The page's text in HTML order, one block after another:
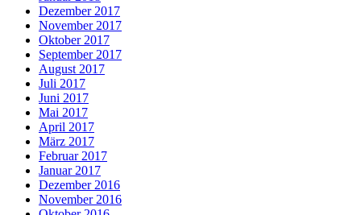
Dezember 2017
November 2017
Oktober 2017
September 2017
August 2017
Juli 2017
Juni 2017
Mai 2017
April 2017
März 2017
Februar 2017
Januar 2017
Dezember 2016
November 2016